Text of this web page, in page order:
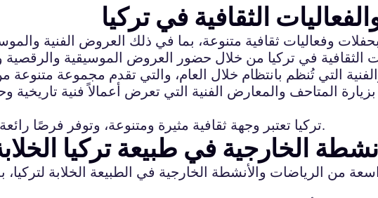
الثقافية في تركيا
وفعاليات ثقافية متنوعة، بما في ذلك العروض الفنية
الثقافية في تركيا من خلال حضور العروض الموسيقية
التي تُنظم بانتظام خلال العام، والتي تقدم مجموعة متنوعة
المتاحف والمعارض الفنية التي تعرض أعمالاً فنية تاريخية
تركيا تعتبر وجهة ثقافية مثيرة ومتنوعة، وتوفر فرصًا رائعة للاستمتاع بالفعاليات الثقافية ذات القيمة الفنية والتاريخية.
الخارجية في طبيعة تركيا
من الرياضات والأنشطة الخارجية في الطبيعة الخلابة